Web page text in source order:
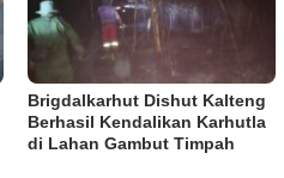
Brigdalkarhut Dishut Kalteng
Berhasil Kendalikan Karhutla
di Lahan Gambut Timpah